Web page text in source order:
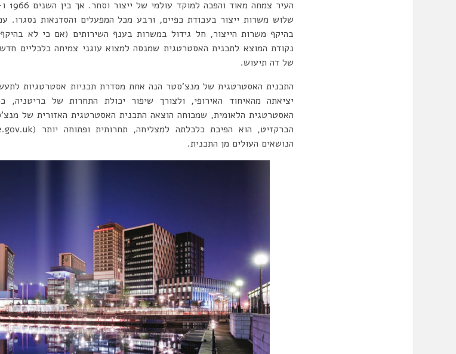
שלוש משרות ייצור בעבודת כפיים, ורבע מכל המפעלים והסדנאות נסגרו.
בהיקף משרות הייצור, חל גידול במשרות בענף השירותים (אם כי לא בהיקף
נקודת המוצא לתכנית האסטרטגית שמנסה למצוא עוגני צמיחה כלכליים
של דה תיעוש.
התכנית האסטרטגית של מנצ’סטר הנה אחת מסדרת תכניות אסטרטגיות
יציאתה מהאיחוד האירופי, ולצורך שיפור יכולת התחרות של
האסטרטגית הלאומית, שמכוחה הוצאה התכנית האסטרטגית האזורית של
הנושאים העולים מן התכנית.